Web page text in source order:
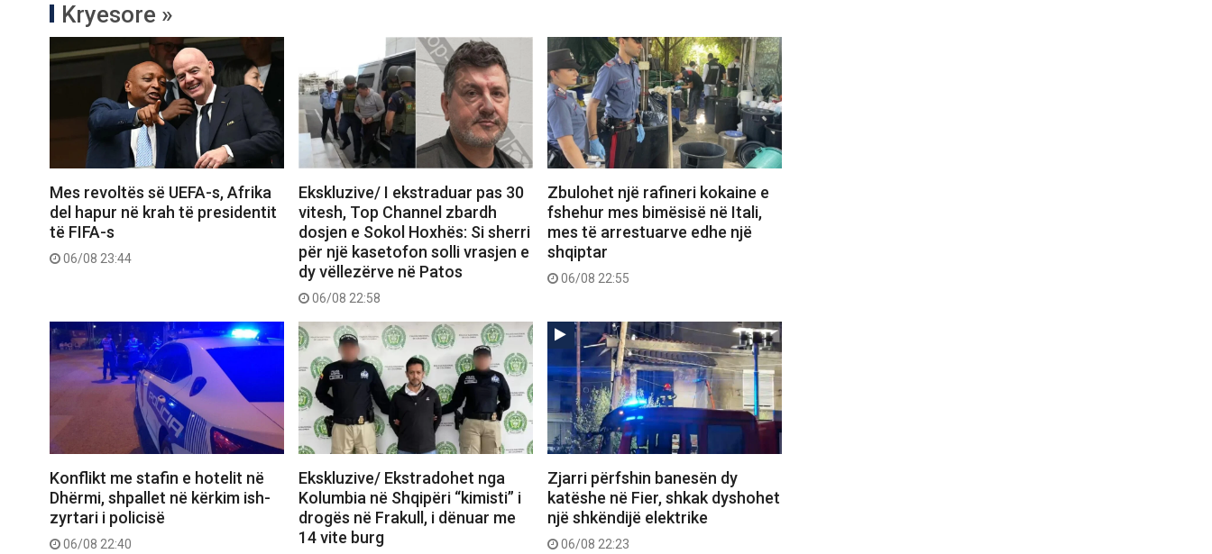
Kryesore »
Mes revoltës së UEFA-s, Afrika
del hapur në krah të presidentit
të FIFA-s
06/08 23:44
Ekskluzive/ I ekstraduar pas 30
vitesh, Top Channel zbardh
dosjen e Sokol Hoxhës: Si sherri
për një kasetofon solli vrasjen e
dy vëllezërve në Patos
06/08 22:58
Zbulohet një rafineri kokaine e
fshehur mes bimësisë në Itali,
mes të arrestuarve edhe një
shqiptar
06/08 22:55
Konflikt me stafin e hotelit në
Dhërmi, shpallet në kërkim ish-
zyrtari i policisë
06/08 22:40
Ekskluzive/ Ekstradohet nga
Kolumbia në Shqipëri “kimisti” i
drogës në Frakull, i dënuar me
14 vite burg
Zjarri përfshin banesën dy
katëshe në Fier, shkak dyshohet
një shkëndijë elektrike
06/08 22:23